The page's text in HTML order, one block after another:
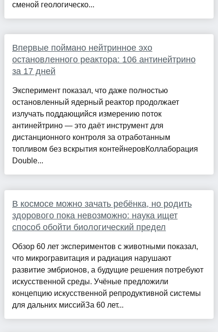
сменой геологическо...
Впервые поймано нейтринное эхо
остановленного реактора: 106 антинейтрино
за 17 дней
Эксперимент показал, что даже полностью
остановленный ядерный реактор продолжает
излучать поддающийся измерению поток
антинейтрино — это даёт инструмент для
дистанционного контроля за отработанным
топливом без вскрытия контейнеровКоллаборация
Double...
В космосе можно зачать ребёнка, но родить
здорового пока невозможно: наука ищет
способ обойти биологический предел
Обзор 60 лет экспериментов с животными показал,
что микрогравитация и радиация нарушают
развитие эмбрионов, а будущие решения потребуют
искусственной среды. Учёные предложили
концепцию искусственной репродуктивной системы
для дальних миссийЗа 60 лет...